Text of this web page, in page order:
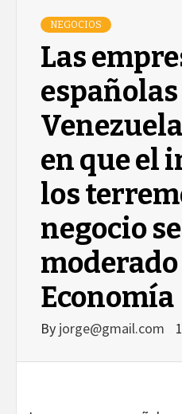
NEGOCIOS
Las
en que el
los
negocio
moderado |
Economía
By jorge@gmail.com